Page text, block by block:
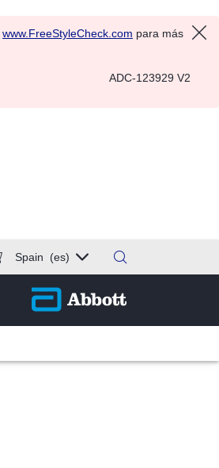
www.FreeStyleCheck.com para más
ADC-123929 V2
Spain (es)